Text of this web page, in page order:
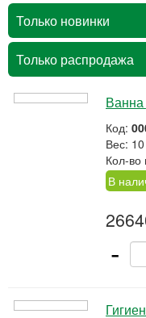
Только новинки
Только распродажа
Код:
Вес: 10
Кол-во
В
-